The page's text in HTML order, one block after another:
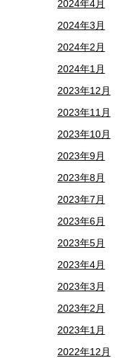
2024年4月
2024年3月
2024年2月
2024年1月
2023年12月
2023年11月
2023年10月
2023年9月
2023年8月
2023年7月
2023年6月
2023年5月
2023年4月
2023年3月
2023年2月
2023年1月
2022年12月